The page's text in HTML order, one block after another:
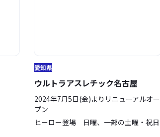
愛知県
ウルトラアスレチック名古屋
2024年7月5日(金)よりリニューアルオー
プン
ヒーロー登場 日曜、一部の土曜・祝日